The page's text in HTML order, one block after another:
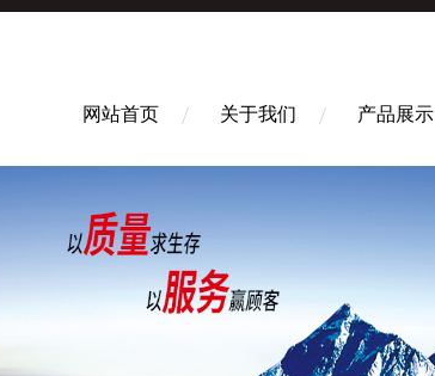
网站首页 关于我们 产品展示